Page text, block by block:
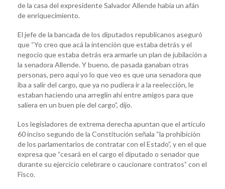
de la casa del expresidente Salvador Allende había un afán
de enriquecimiento.
El jefe de la bancada de los diputados republicanos aseguró
que “Yo creo que acá la intención que estaba detrás y el
negocio que estaba detrás era armarle un plan de jubilación a
la senadora Allende. Y bueno, de pasada ganaban otras
personas, pero aquí yo lo que veo es que una senadora que
iba a salir del cargo, que ya no pudiera ir a la reelección, le
estaban haciendo una arreglín ahí entre amigos para que
saliera en un buen pie del cargo”, dijo.
Los legisladores de extrema derecha apuntan que el artículo
60 inciso segundo de la Constitución señala “la prohibición
de los parlamentarios de contratar con el Estado”, y en el que
expresa que “cesará en el cargo el diputado o senador que
durante su ejercicio celebrare o caucionare contratos” con el
Fisco.